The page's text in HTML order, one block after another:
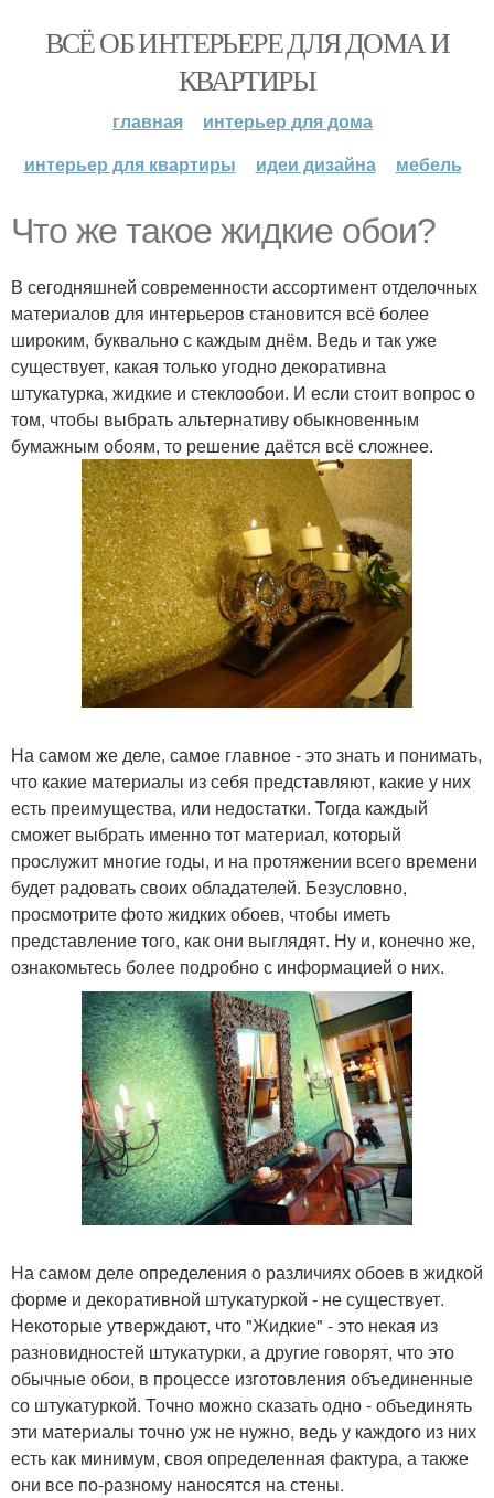
ВСЁ ОБ ИНТЕРЬЕРЕ ДЛЯ ДОМА И
КВАРТИРЫ
главная
интерьер для дома
интерьер для квартиры
идеи дизайна мебель
Что же такое жидкие обои?
В сегодняшней современности ассортимент отделочных
материалов для интерьеров становится всё более
широким, буквально с каждым днём. Ведь и так уже
существует, какая только угодно декоративна
штукатурка, жидкие и стеклообои. И если стоит вопрос о
том, чтобы выбрать альтернативу обыкновенным
бумажным обоям, то решение даётся всё сложнее.
На самом же деле, самое главное - это знать и понимать,
что какие материалы из себя представляют, какие у них
есть преимущества, или недостатки. Тогда каждый
сможет выбрать именно тот материал, который
прослужит многие годы, и на протяжении всего времени
будет радовать своих обладателей. Безусловно,
просмотрите фото жидких обоев, чтобы иметь
представление того, как они выглядят. Ну и, конечно же,
ознакомьтесь более подробно с информацией о них.
На самом деле определения о различиях обоев в жидкой
форме и декоративной штукатуркой - не существует.
Некоторые утверждают, что "Жидкие" - это некая из
разновидностей штукатурки, а другие говорят, что это
обычные обои, в процессе изготовления объединенные
со штукатуркой. Точно можно сказать одно - объединять
эти материалы точно уж не нужно, ведь у каждого из них
есть как минимум, своя определенная фактура, а также
они все по-разному наносятся на стены.